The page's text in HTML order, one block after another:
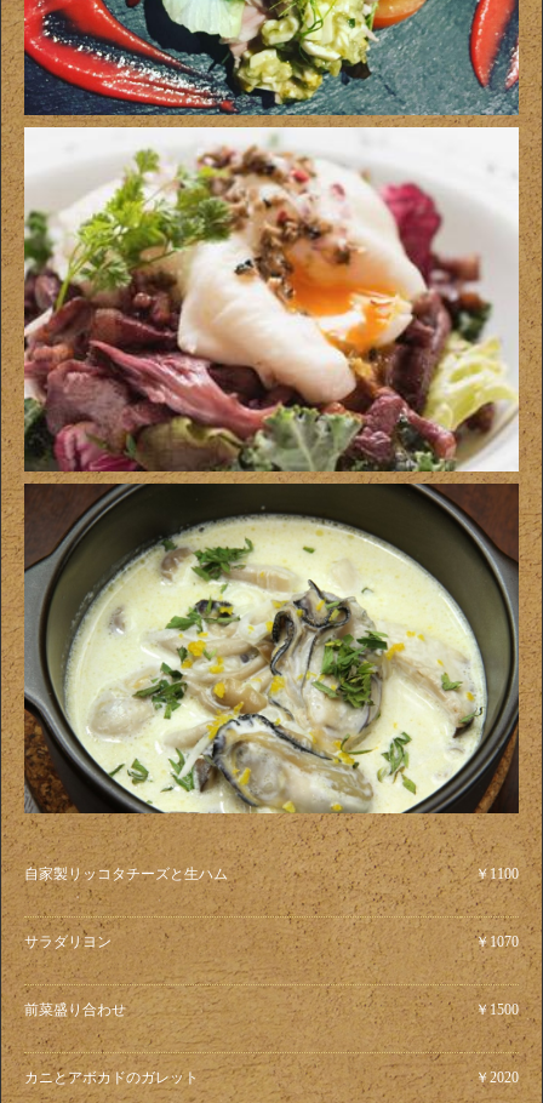
自家製リッコタチーズと生ハム ￥1100
サラダリヨン ￥1070
前菜盛り合わせ ￥1500
カニとアボカドのガレット ￥2020